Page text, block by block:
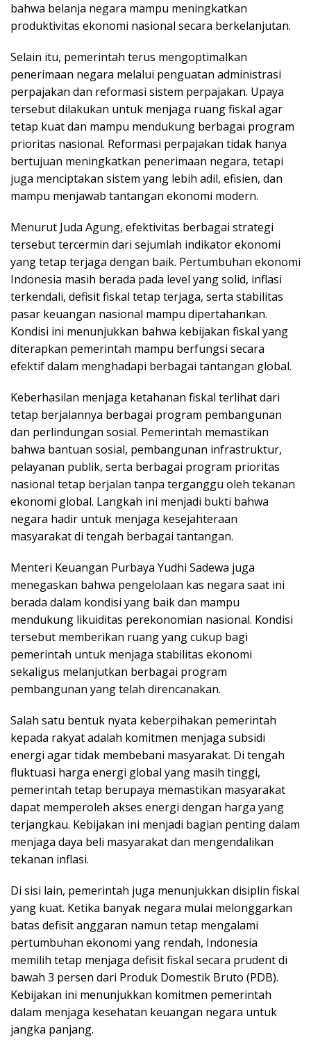
bahwa belanja negara mampu meningkatkan
produktivitas ekonomi nasional secara berkelanjutan.
Selain itu, pemerintah terus mengoptimalkan
penerimaan negara melalui penguatan administrasi
perpajakan dan reformasi sistem perpajakan. Upaya
tersebut dilakukan untuk menjaga ruang fiskal agar
tetap kuat dan mampu mendukung berbagai program
prioritas nasional. Reformasi perpajakan tidak hanya
bertujuan meningkatkan penerimaan negara, tetapi
juga menciptakan sistem yang lebih adil, efisien, dan
mampu menjawab tantangan ekonomi modern.
Menurut Juda Agung, efektivitas berbagai strategi
tersebut tercermin dari sejumlah indikator ekonomi
yang tetap terjaga dengan baik. Pertumbuhan ekonomi
Indonesia masih berada pada level yang solid, inflasi
terkendali, defisit fiskal tetap terjaga, serta stabilitas
pasar keuangan nasional mampu dipertahankan.
Kondisi ini menunjukkan bahwa kebijakan fiskal yang
diterapkan pemerintah mampu berfungsi secara
efektif dalam menghadapi berbagai tantangan global.
Keberhasilan menjaga ketahanan fiskal terlihat dari
tetap berjalannya berbagai program pembangunan
dan perlindungan sosial. Pemerintah memastikan
bahwa bantuan sosial, pembangunan infrastruktur,
pelayanan publik, serta berbagai program prioritas
nasional tetap berjalan tanpa terganggu oleh tekanan
ekonomi global. Langkah ini menjadi bukti bahwa
negara hadir untuk menjaga kesejahteraan
masyarakat di tengah berbagai tantangan.
Menteri Keuangan Purbaya Yudhi Sadewa juga
menegaskan bahwa pengelolaan kas negara saat ini
berada dalam kondisi yang baik dan mampu
mendukung likuiditas perekonomian nasional. Kondisi
tersebut memberikan ruang yang cukup bagi
pemerintah untuk menjaga stabilitas ekonomi
sekaligus melanjutkan berbagai program
pembangunan yang telah direncanakan.
Salah satu bentuk nyata keberpihakan pemerintah
kepada rakyat adalah komitmen menjaga subsidi
energi agar tidak membebani masyarakat. Di tengah
fluktuasi harga energi global yang masih tinggi,
pemerintah tetap berupaya memastikan masyarakat
dapat memperoleh akses energi dengan harga yang
terjangkau. Kebijakan ini menjadi bagian penting dalam
menjaga daya beli masyarakat dan mengendalikan
tekanan inflasi.
Di sisi lain, pemerintah juga menunjukkan disiplin fiskal
yang kuat. Ketika banyak negara mulai melonggarkan
batas defisit anggaran namun tetap mengalami
pertumbuhan ekonomi yang rendah, Indonesia
memilih tetap menjaga defisit fiskal secara prudent di
bawah 3 persen dari Produk Domestik Bruto (PDB).
Kebijakan ini menunjukkan komitmen pemerintah
dalam menjaga kesehatan keuangan negara untuk
jangka panjang.